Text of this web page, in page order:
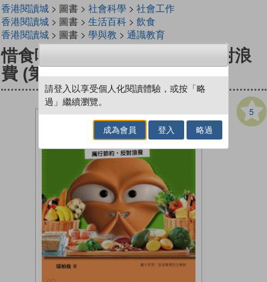
香港閱讀城> 圖書 > 社會科學 > 社會工作
香港閱讀城> 圖書 > 生活百科> 飲食
香港閱讀城> 圖書 > 學與教 > 通識教育
惜食咪做大嘥鬼：厲行節約反對浪
費 (第二版)
5
請登入以享受個人化閱讀體驗，或按「略
過」繼續瀏覽。
成為會員 登入 略過